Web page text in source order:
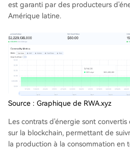
est garanti par des producteurs
Amérique latine.
Source : Graphique de RWA.xyz
Les contrats d'énergie sont convertis
sur la blockchain, permettant de
la production à la consommation en